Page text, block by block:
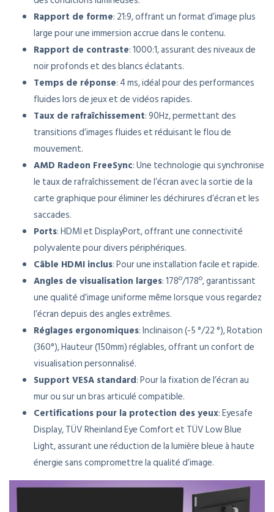
Rapport de forme: 21:9, offrant un format d’image plus
large pour une immersion accrue dans le contenu.
Rapport de contraste: 1000:1, assurant des niveaux de
noir profonds et des blancs éclatants.
Temps de réponse: 4 ms, idéal pour des performances
fluides lors de jeux et de vidéos rapides.
Taux de rafraîchissement: 90Hz, permettant des
transitions d’images fluides et réduisant le flou de
mouvement.
AMD Radeon FreeSync: Une technologie qui synchronise
le taux de rafraîchissement de l’écran avec la sortie de la
carte graphique pour éliminer les déchirures d’écran et les
saccades.
Ports: HDMI et DisplayPort, offrant une connectivité
polyvalente pour divers périphériques.
Câble HDMI inclus: Pour une installation facile et rapide.
Angles de visualisation larges: 178º/178º, garantissant
une qualité d’image uniforme même lorsque vous regardez
l’écran depuis des angles extrêmes.
Réglages ergonomiques: Inclinaison (-5 °/22 °), Rotation
(360°), Hauteur (150mm) réglables, offrant un confort de
visualisation personnalisé.
Support VESA standard: Pour la fixation de l’écran au
mur ou sur un bras articulé compatible.
Certifications pour la protection des yeux: Eyesafe
Display, TÜV Rheinland Eye Comfort et TÜV Low Blue
Light, assurant une réduction de la lumière bleue à haute
énergie sans compromettre la qualité d’image.